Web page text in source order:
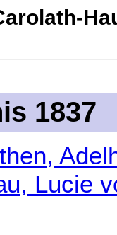
1837
Lucie